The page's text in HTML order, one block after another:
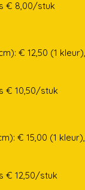
€ 8,00/stuk
€ 12,50 (1
€ 10,50/stuk
€ 15,00 (1
€ 12,50/stuk